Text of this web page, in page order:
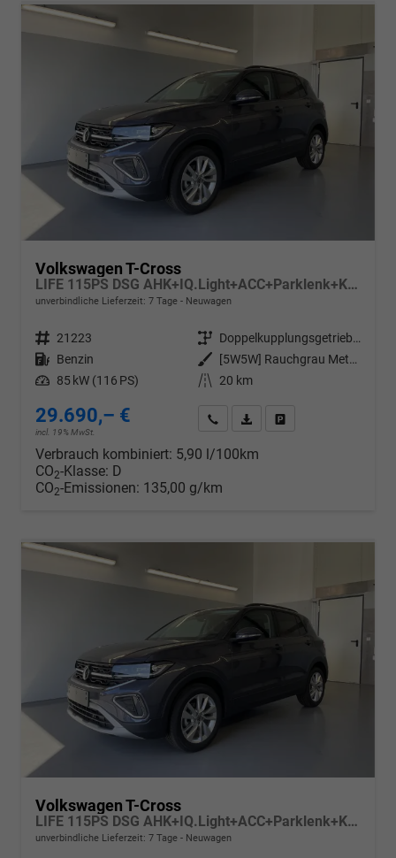
Volkswagen T-Cross
LIFE 115PS DSG AHK+IQ.Light+ACC+Parklenk+Kamera+Sitzheizung+Alu17+Keyless
unverbindliche Lieferzeit: 7 Tage Neuwagen
Fahrzeugnr. 21223 Getriebe
Doppelkupplungsgetriebe (DSG)
Kraftstoff Benzin Außenfarbe
[5W5W] Rauchgrau Metallic
Leistung 85 kW (116 PS) Kilometerstand 20 km
29.690,– €
incl. 19% MwSt.
Wir rufen Sie anPDF-Datei, Fahrzeugexposé
Verbrauch kombiniert: 5,90 l/100km
CO2-Klasse: D
CO2-Emissionen: 135,00 g/km
Volkswagen T-Cross
LIFE 115PS DSG AHK+IQ.Light+ACC+Parklenk+Kamera+Sitzheizung+Alu17+Keyless
unverbindliche Lieferzeit: 7 Tage Neuwagen